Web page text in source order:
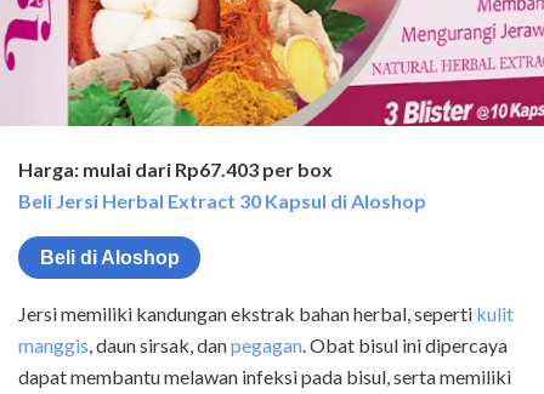
Harga: mulai dari Rp67.403 per box
Beli Jersi Herbal Extract 30 Kapsul di Aloshop
Beli di Aloshop
Jersi memiliki kandungan ekstrak bahan herbal, seperti kulit
manggis , daun sirsak, danpegagan . Obat bisul ini dipercaya
dapat membantu melawan infeksi pada bisul, serta memiliki